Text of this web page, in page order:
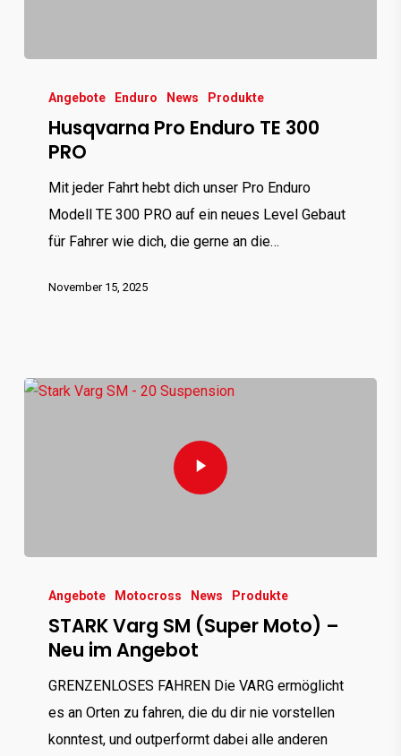
Enduro
PRO
Angebote Enduro News Produkte
Husqvarna Pro Enduro TE 300
PRO
Mit jeder Fahrt hebt dich unser Pro Enduro
Modell TE 300 PRO auf ein neues Level Gebaut
für Fahrer wie dich, die gerne an die…
November 15, 2025
Angebote Motocross News Produkte
STARK Varg SM (Super Moto) –
Neu im Angebot
GRENZENLOSES FAHREN Die VARG ermöglicht
es an Orten zu fahren, die du dir nie vorstellen
konntest, und outperformt dabei alle anderen